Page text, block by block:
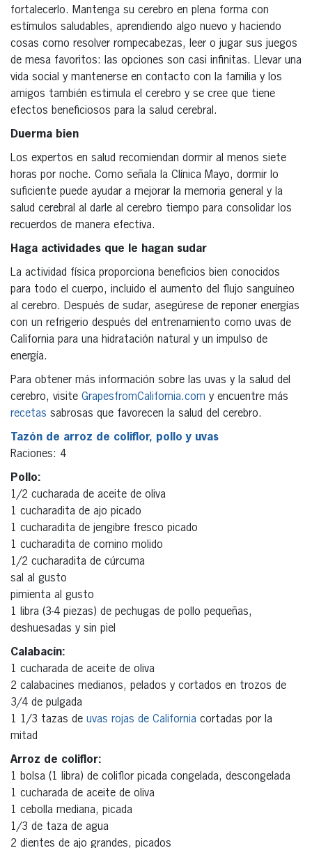
fortalecerlo. Mantenga su cerebro en plena forma con
estímulos saludables, aprendiendo algo nuevo y haciendo
cosas como resolver rompecabezas, leer o jugar sus juegos
de mesa favoritos: las opciones son casi infinitas. Llevar una
vida social y mantenerse en contacto con la familia y los
amigos también estimula el cerebro y se cree que tiene
efectos beneficiosos para la salud cerebral.
Duerma bien
Los expertos en salud recomiendan dormir al menos siete
horas por noche. Como señala la Clínica Mayo, dormir lo
suficiente puede ayudar a mejorar la memoria general y la
salud cerebral al darle al cerebro tiempo para consolidar los
recuerdos de manera efectiva.
Haga actividades que le hagan sudar
La actividad física proporciona beneficios bien conocidos
para todo el cuerpo, incluido el aumento del flujo sanguíneo
al cerebro. Después de sudar, asegúrese de reponer energías
con un refrigerio después del entrenamiento como uvas de
California para una hidratación natural y un impulso de
energía.
Para obtener más información sobre las uvas y la salud del
cerebro, visite GrapesfromCalifornia.com y encuentre más
recetas sabrosas que favorecen la salud del cerebro.
Tazón de arroz de coliflor, pollo y uvas
Raciones: 4
Pollo:
1/2 cucharada de aceite de oliva
1 cucharadita de ajo picado
1 cucharadita de jengibre fresco picado
1 cucharadita de comino molido
1/2 cucharadita de cúrcuma
sal al gusto
pimienta al gusto
1 libra (3-4 piezas) de pechugas de pollo pequeñas,
deshuesadas y sin piel
Calabacín:
1 cucharada de aceite de oliva
2 calabacines medianos, pelados y cortados en trozos de
3/4 de pulgada
1 1/3 tazas de uvas rojas de California cortadas por la
mitad
Arroz de coliflor:
1 bolsa (1 libra) de coliflor picada congelada, descongelada
1 cucharada de aceite de oliva
1 cebolla mediana, picada
1/3 de taza de agua
2 dientes de ajo grandes, picados